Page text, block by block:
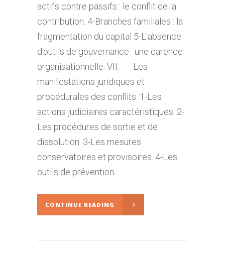
actifs contre passifs : le conflit de la
contribution. 4-Branches familiales : la
fragmentation du capital 5-L'absence
d'outils de gouvernance : une carence
organisationnelle. VII. Les
manifestations juridiques et
procédurales des conflits. 1-Les
actions judiciaires caractéristiques. 2-
Les procédures de sortie et de
dissolution. 3-Les mesures
conservatoires et provisoires. 4-Les
outils de prévention...
CONTINUE READING